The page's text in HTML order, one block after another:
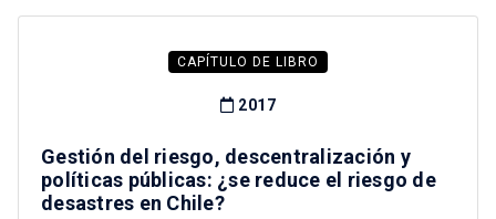
CAPÍTULO DE LIBRO
2017
Gestión del riesgo, descentralización y
políticas públicas: ¿se reduce el riesgo de
desastres en Chile?